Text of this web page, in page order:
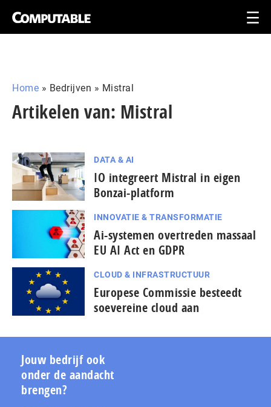
Home » Bedrijven » Mistral
Artikelen van: Mistral
DATA & AI
IO integreert Mistral in eigen
Bonzai-platform
INNOVATIE & TRANSFORMATIE
Ai-systemen overtreden massaal
EU AI Act en GDPR
CLOUD & INFRASTRUCTUUR
Europese Commissie besteedt
soevereine cloud aan
Jouw bedrijf ook
onder de aandacht
brengen?